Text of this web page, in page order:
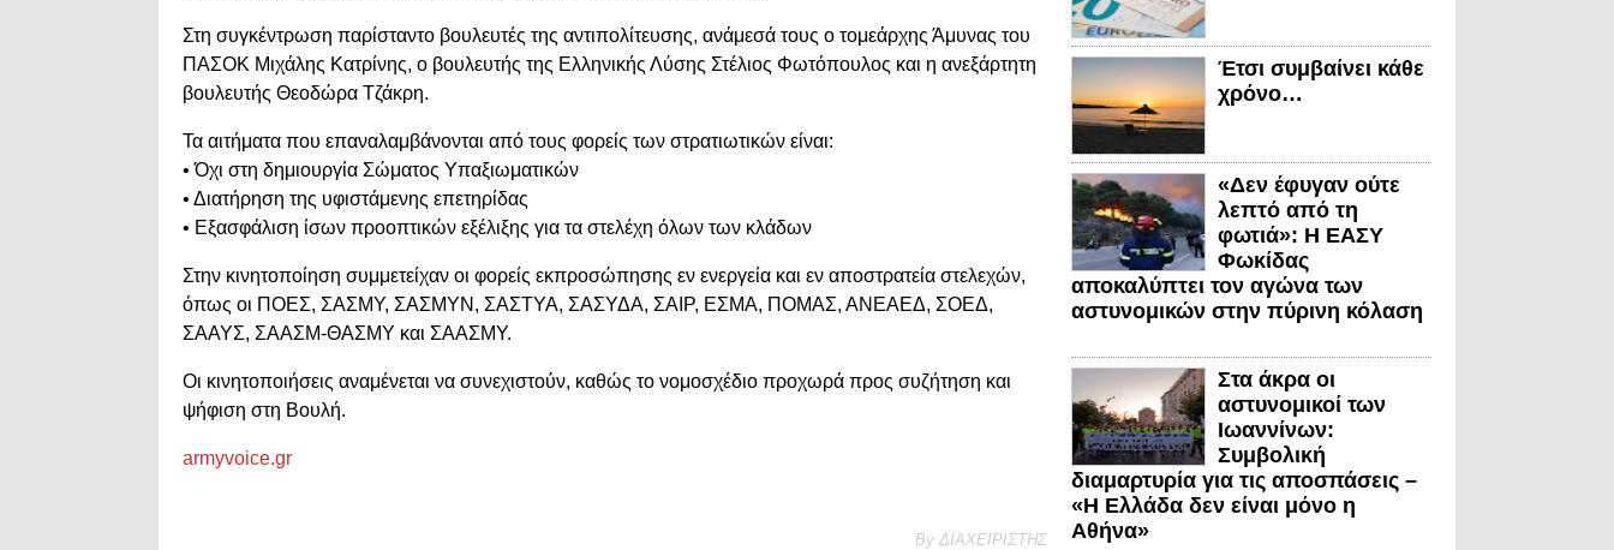
Στη συγκέντρωση παρίσταντο βουλευτές της αντιπολίτευσης, ανάμεσά τους ο τομεάρχης Άμυνας του
ΠΑΣΟΚ Μιχάλης Κατρίνης, ο βουλευτής της Ελληνικής Λύσης Στέλιος Φωτόπουλος και η ανεξάρτητη
βουλευτής Θεοδώρα Τζάκρη.
Τα αιτήματα που επαναλαμβάνονται από τους φορείς των στρατιωτικών είναι:
• Όχι στη δημιουργία Σώματος Υπαξιωματικών
• Διατήρηση της υφιστάμενης επετηρίδας
• Εξασφάλιση ίσων προοπτικών εξέλιξης για τα στελέχη όλων των κλάδων
Στην κινητοποίηση συμμετείχαν οι φορείς εκπροσώπησης εν ενεργεία και εν αποστρατεία στελεχών,
όπως οι ΠΟΕΣ, ΣΑΣΜΥ, ΣΑΣΜΥΝ, ΣΑΣΤΥΑ, ΣΑΣΥΔΑ, ΣΑΙΡ, ΕΣΜΑ, ΠΟΜΑΣ, ΑΝΕΑΕΔ, ΣΟΕΔ,
ΣΑΑΥΣ, ΣΑΑΣΜ-ΘΑΣΜΥ και ΣΑΑΣΜΥ.
Οι κινητοποιήσεις αναμένεται να συνεχιστούν, καθώς το νομοσχέδιο προχωρά προς συζήτηση και
ψήφιση στη Βουλή.
armyvoice.gr
By ΔΙΑΧΕΙΡΙΣΤΗΣ
Έτσι συμβαίνει κάθε
χρόνο…
«Δεν έφυγαν ούτε
λεπτό από τη
φωτιά»: Η ΕΑΣΥ
Φωκίδας
αποκαλύπτει τον αγώνα των
αστυνομικών στην πύρινη κόλαση
Στα άκρα οι
αστυνομικοί των
Ιωαννίνων:
Συμβολική
διαμαρτυρία για τις αποσπάσεις –
«Η Ελλάδα δεν είναι μόνο η
Αθήνα»